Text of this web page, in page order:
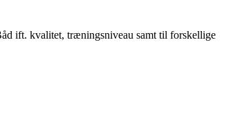
ift. kvalitet, træningsniveau samt til forskellige